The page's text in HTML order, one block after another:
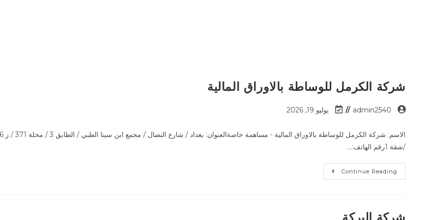
شركة الكرمل للوساطة بالاوراق المالية
admin2540 يوليو 19, 2026
الاسم: شركة الكرمل للوساطة
/شقة 1رقم الهاتف:…
Continue Reading